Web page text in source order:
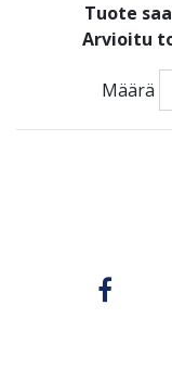
Tuote
Arvioitu
Määrä